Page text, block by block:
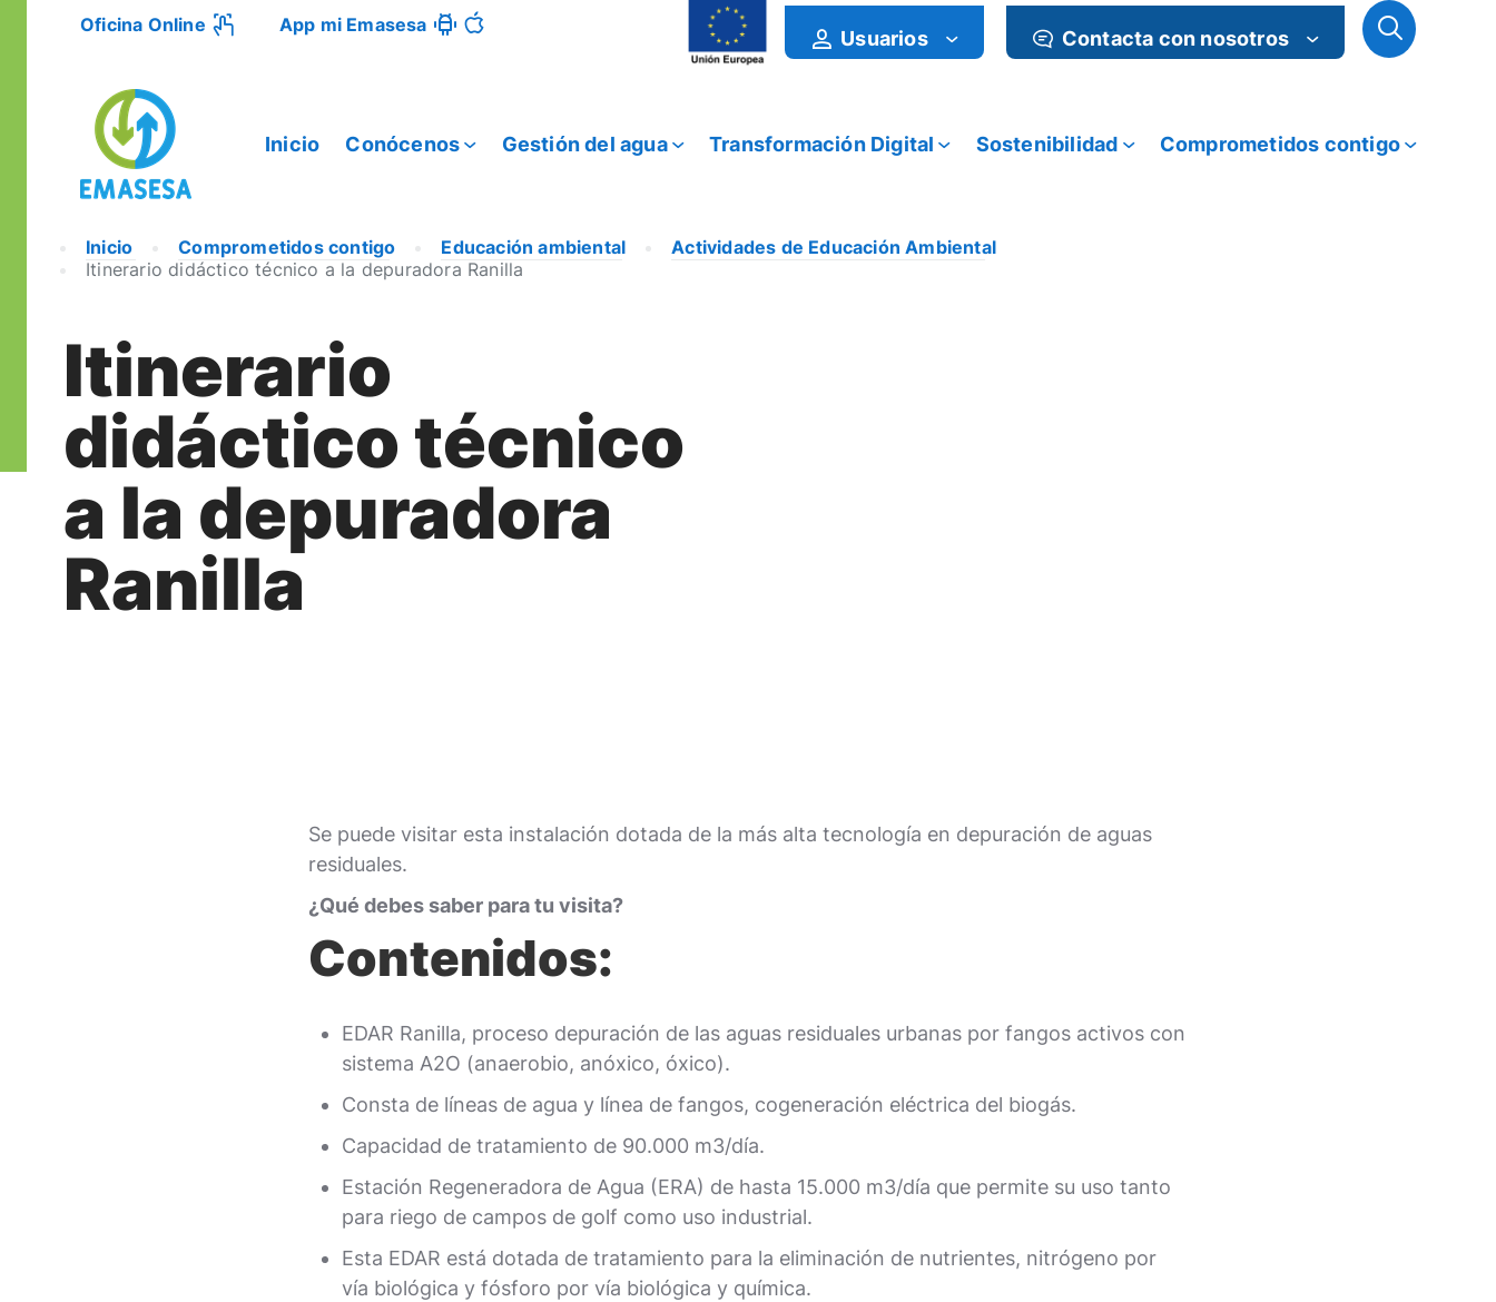
Oficina Online App mi Emasesa
Usuarios Contacta con nosotros
Inicio Conócenos Gestión del agua Transformación Digital Sostenibilidad Comprometidos contigo
Inicio Comprometidos contigo Educación ambiental
Actividades de Educación Ambiental
Itinerario didáctico técnico a la depuradora Ranilla
Itinerario
didáctico técnico
a la depuradora
Ranilla
Se puede visitar esta instalación dotada de la más alta tecnología en depuración de aguas
residuales.
¿Qué debes saber para tu visita?
Contenidos:
EDAR Ranilla, proceso depuración de las aguas residuales urbanas por fangos activos con
sistema A2O (anaerobio, anóxico, óxico).
Consta de líneas de agua y línea de fangos, cogeneración eléctrica del biogás.
Capacidad de tratamiento de 90.000 m3/día.
Estación Regeneradora de Agua (ERA) de hasta 15.000 m3/día que permite su uso tanto
para riego de campos de golf como uso industrial.
Esta EDAR está dotada de tratamiento para la eliminación de nutrientes, nitrógeno por
vía biológica y fósforo por vía biológica y química.